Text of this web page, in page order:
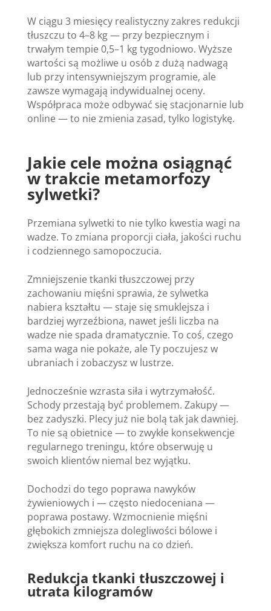
W ciągu 3 miesięcy realistyczny zakres redukcji
tłuszczu to 4–8 kg — przy bezpiecznym i
trwałym tempie 0,5–1 kg tygodniowo. Wyższe
wartości są możliwe u osób z dużą nadwagą
lub przy intensywniejszym programie, ale
zawsze wymagają indywidualnej oceny.
Współpraca może odbywać się stacjonarnie lub
online — to nie zmienia zasad, tylko logistykę.
Jakie cele można osiągnąć
w trakcie metamorfozy
sylwetki?
Przemiana sylwetki to nie tylko kwestia wagi na
wadze. To zmiana proporcji ciała, jakości ruchu
i codziennego samopoczucia.
Zmniejszenie tkanki tłuszczowej przy
zachowaniu mięśni sprawia, że sylwetka
nabiera kształtu — staje się smuklejsza i
bardziej wyrzeźbiona, nawet jeśli liczba na
wadze nie spada dramatycznie. To coś, czego
sama waga nie pokaże, ale Ty poczujesz w
ubraniach i zobaczysz w lustrze.
Jednocześnie wzrasta siła i wytrzymałość.
Schody przestają być problemem. Zakupy —
bez zadyszki. Plecy już nie bolą tak jak dawniej.
To nie są obietnice — to zwykłe konsekwencje
regularnego treningu, które obserwuję u
swoich klientów niemal bez wyjątku.
Dochodzi do tego poprawa nawyków
żywieniowych i — często niedoceniana —
poprawa postawy. Wzmocnienie mięśni
głębokich zmniejsza dolegliwości bólowe i
zwiększa komfort ruchu na co dzień.
Redukcja tkanki tłuszczowej i
utrata kilogramów